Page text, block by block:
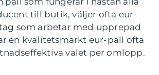
till butik, väljer ofta eur-
som arbetar med upprepad
en kvalitetsmärkt eur-pall ofta
valet per omlopp.